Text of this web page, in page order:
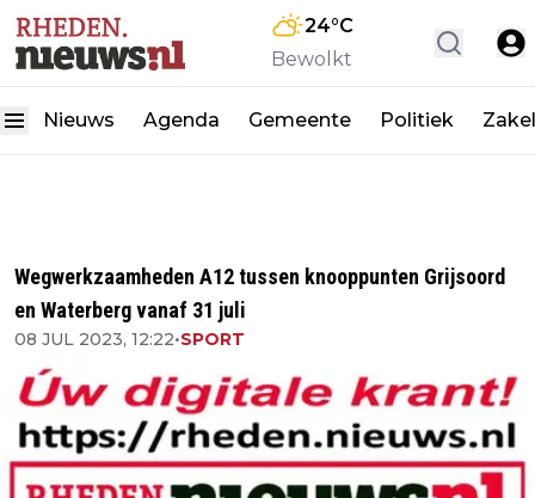
24°C
Bewolkt
Nieuws Agenda Gemeente Politiek
Wegwerkzaamheden A12 tussen knooppunten Grijsoord
en Waterberg vanaf 31 juli
08 JUL 2023, 12:22•SPORT